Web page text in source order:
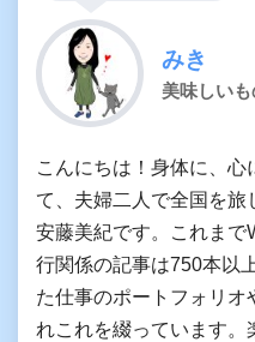
みき
美味しい
こんにちは！身体に、
て、夫婦二人で全国を
安藤美紀です。これまで
行関係の記事は750本以
た仕事のポートフォリ
れこれを綴っています。